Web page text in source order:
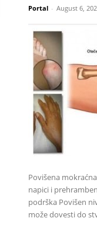
Portal - August 6,
Povišena
napici i
podrška Povišen
može dovesti do